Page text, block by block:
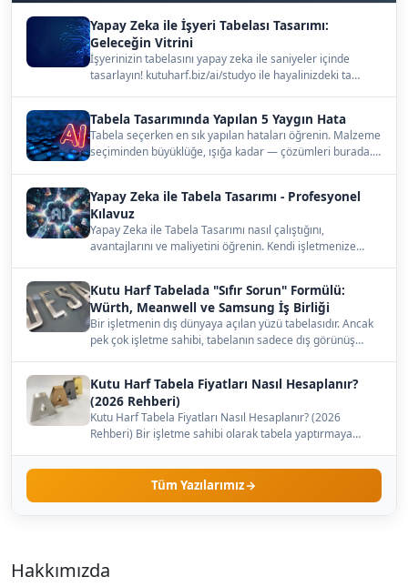
Yapay Zeka ile İşyeri Tabelası Tasarımı:
Geleceğin Vitrini
İşyerinizin tabelasını yapay zeka ile saniyeler içinde
tasarlayın! kutuharf.biz/ai/studyo ile hayalinizdeki ta…
Tabela Tasarımında Yapılan 5 Yaygın Hata
Tabela seçerken en sık yapılan hataları öğrenin. Malzeme
seçiminden büyüklüğe, ışığa kadar — çözümleri burada.…
Yapay Zeka ile Tabela Tasarımı - Profesyonel
Kılavuz
Yapay Zeka ile Tabela Tasarımı nasıl çalıştığını,
avantajlarını ve maliyetini öğrenin. Kendi işletmenize
Kutu Harf Tabelada "Sıfır Sorun" Formülü:
Würth, Meanwell ve Samsung İş Birliği
Bir işletmenin dış dünyaya açılan yüzü tabelasıdır. Ancak
pek çok işletme sahibi, tabelanın sadece dış görünüş…
Kutu Harf Tabela Fiyatları Nasıl Hesaplanır?
(2026 Rehberi)
Kutu Harf Tabela Fiyatları Nasıl Hesaplanır? (2026
Rehberi) Bir işletme sahibi olarak tabela yaptırmaya
Tüm Yazılarımız
Hakkımızda